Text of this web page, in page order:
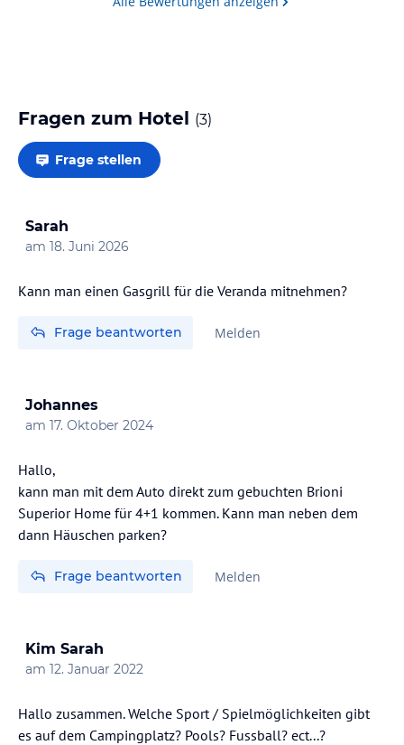
ohne Gewähr und ohne Prüfung durch HolidayCheck. Bitte
Fragen zum Hotel (3)
Frage stellen
Sarah
am 18. Juni 2026
Kann man einen Gasgrill für die Veranda mitnehmen?
Frage beantworten Melden
Johannes
am 17. Oktober 2024
Hallo,
kann man mit dem Auto direkt zum gebuchten Brioni
Superior Home für 4+1 kommen. Kann man neben dem
dann Häuschen parken?
Frage beantworten Melden
Kim Sarah
am 12. Januar 2022
Hallo zusammen. Welche Sport / Spielmöglichkeiten gibt
es auf dem Campingplatz? Pools? Fussball? ect...?